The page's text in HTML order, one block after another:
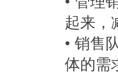
起来，
• 销售
体的需